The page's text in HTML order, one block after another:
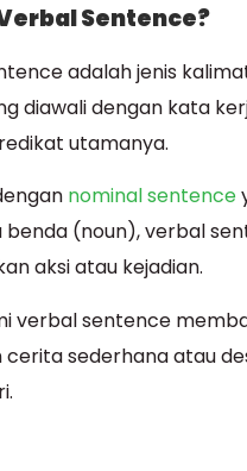
Sentence?
adalah jenis
diawali dengan kata
utamanya.
nominal sentence
benda (noun), verbal
aksi atau kejadian.
verbal sentence
cerita sederhana atau